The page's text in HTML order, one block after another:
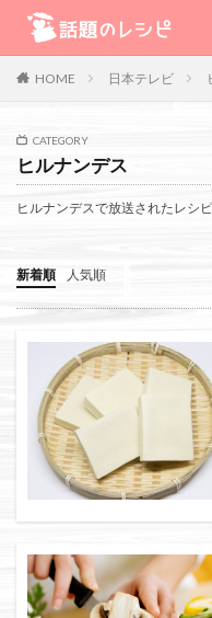
HOME 日本テレビ
CATEGORY
ヒルナンデス
ヒルナンデスで放送されたレシピ
新着順 人気順
キーワード
肉
TV番組
Warning: Use of undefined
throw an Error in a future
/home/xs111inc/
thor-child/searchform-